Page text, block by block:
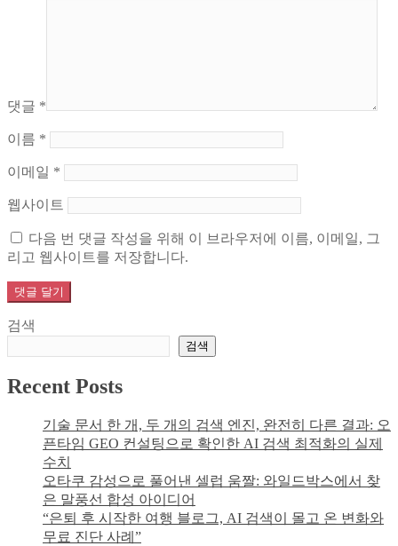
댓글 *
이름 *
이메일 *
웹사이트
다음 번 댓글 작성을 위해 이 브라우저에 이름, 이메일, 그
리고 웹사이트를 저장합니다.
검색
검색
Recent Posts
기술 문서 한 개, 두 개의 검색 엔진, 완전히 다른 결과: 오
픈타임 GEO 컨설팅으로 확인한 AI 검색 최적화의 실제
수치
오타쿠 감성으로 풀어낸 셀럽 움짤: 와일드박스에서 찾
은 말풍선 합성 아이디어
“은퇴 후 시작한 여행 블로그, AI 검색이 몰고 온 변화와
무료 진단 사례”